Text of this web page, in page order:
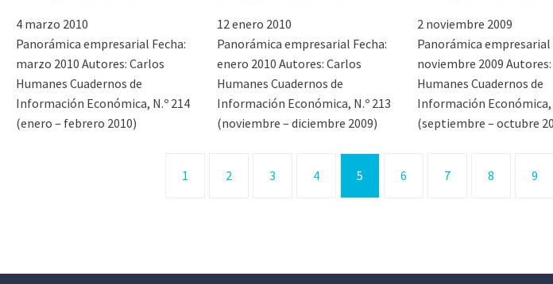
4 marzo 2010
Panorámica empresarial Fecha:
marzo 2010 Autores: Carlos
Humanes Cuadernos de
Información Económica, N.º 214
(enero – febrero 2010)
12 enero 2010
Panorámica empresarial Fecha:
enero 2010 Autores: Carlos
Humanes Cuadernos de
Información Económica, N.º 213
(noviembre – diciembre 2009)
2 noviembre 2009
Panorámica empresarial
noviembre 2009
Humanes Cuadernos de
Información Económica,
(septiembre – octubre
1 2 3 4 5 6 7 8 9